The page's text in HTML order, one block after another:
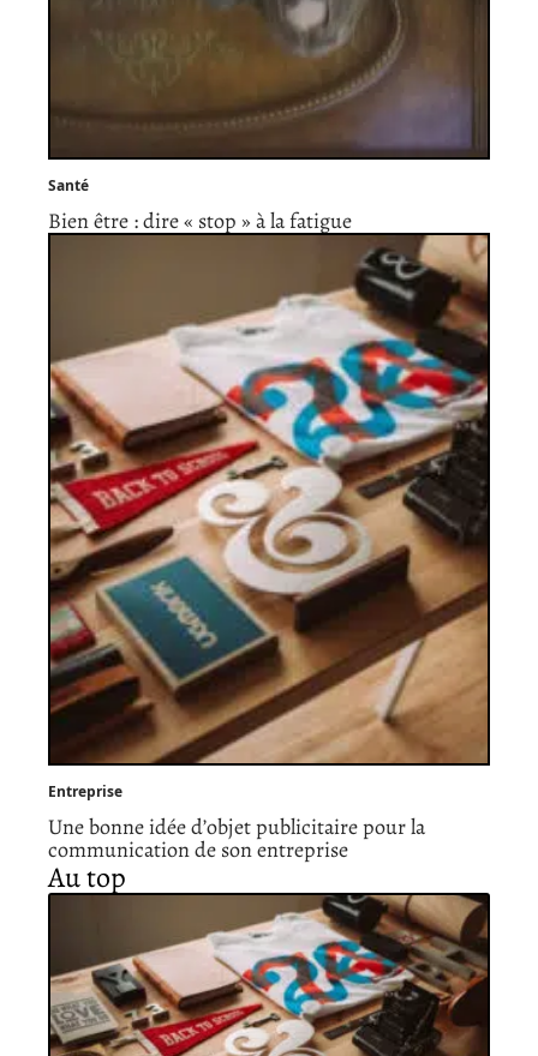
Santé
Bien être : dire « stop » à la fatigue
Entreprise
Une bonne idée d’objet publicitaire pour la
communication de son entreprise
Au top